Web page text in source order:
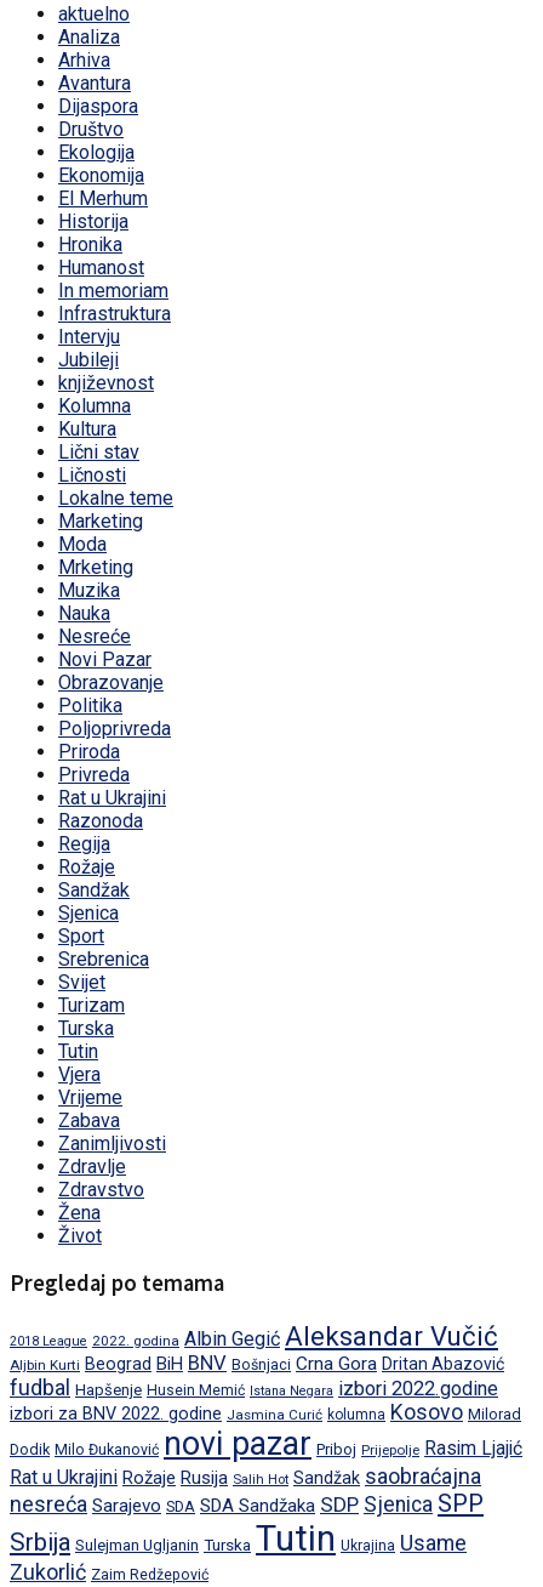
aktuelno
Analiza
Arhiva
Avantura
Dijaspora
Društvo
Ekologija
Ekonomija
El Merhum
Historija
Hronika
Humanost
In memoriam
Infrastruktura
Intervju
Jubileji
književnost
Kolumna
Kultura
Lični stav
Ličnosti
Lokalne teme
Marketing
Moda
Mrketing
Muzika
Nauka
Nesreće
Novi Pazar
Obrazovanje
Politika
Poljoprivreda
Priroda
Privreda
Rat u Ukrajini
Razonoda
Regija
Rožaje
Sandžak
Sjenica
Sport
Srebrenica
Svijet
Turizam
Turska
Tutin
Vjera
Vrijeme
Zabava
Zanimljivosti
Zdravlje
Zdravstvo
Žena
Život
Pregledaj po temama
2018 League 2022. godina Albin Gegić Aleksandar Vučić
Aljbin Kurti Beograd BiH BNV Bošnjaci Crna Gora Dritan Abazović
fudbal Hapšenje Husein Memić Istana Negara izbori 2022.godine
izbori za BNV 2022. godine Jasmina Curić kolumna Kosovo Milorad
Dodik Milo Đukanović novi pazar Priboj Prijepolje Rasim Ljajić
Rat u Ukrajini Rožaje Rusija Salih Hot Sandžak saobraćajna
nesreća Sarajevo SDA SDA Sandžaka SDP Sjenica SPP
Srbija Sulejman Ugljanin Turska Tutin Ukrajina Usame
Zukorlić Zaim Redžepović